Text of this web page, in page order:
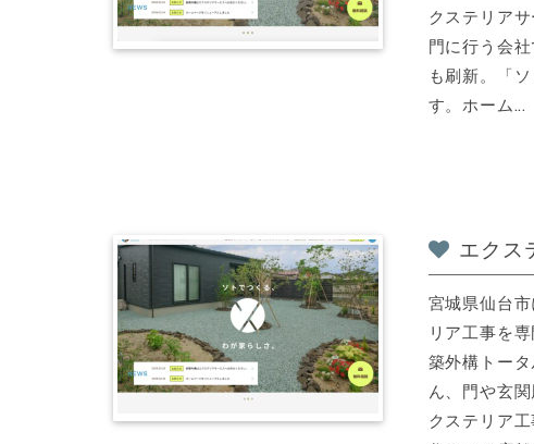
クステリア
門に行う会
も刷新。「
す。ホーム...
エクス
宮城県仙台
リア工事を
築外構トー
ん、門や玄
クステリア